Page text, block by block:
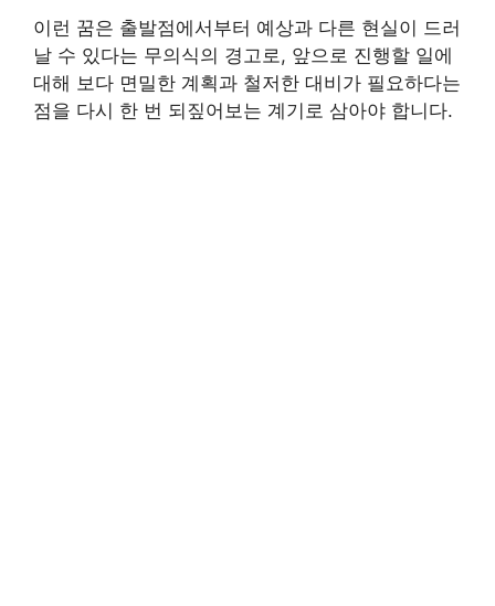
이런 꿈은 출발점에서부터 예상과 다른 현실이 드러
날 수 있다는 무의식의 경고로, 앞으로 진행할 일에
대해 보다 면밀한 계획과 철저한 대비가 필요하다는
점을 다시 한 번 되짚어보는 계기로 삼아야 합니다.